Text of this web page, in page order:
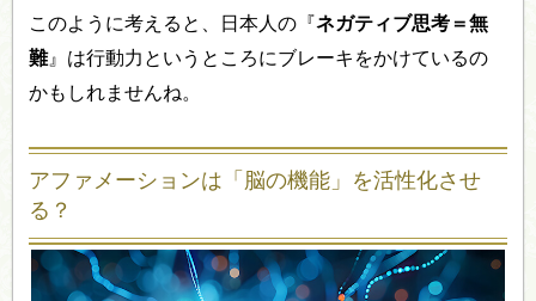
このように考えると、日本人の『ネガティブ思考＝無
難』は行動力というところにブレーキをかけているの
かもしれませんね。
アファメーションは「脳の機能」を活性化させ
る？